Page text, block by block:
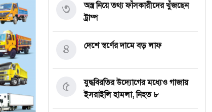
অস্ত্র নিয়ে তথ্য ফাঁসকারীদের খুঁজছেন
ট্রাম্প
৩
দেশে স্বর্ণের দামে বড় লাফ
৪
যুদ্ধবিরতির উদ্যোগের মধ্যেও গাজায়
ইসরাইলি হামলা, নিহত ৮
৫